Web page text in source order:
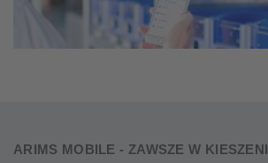
ARIMS MOBILE - ZAWSZE W KIESZENI